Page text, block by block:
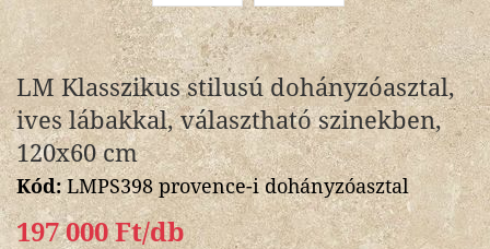
LM Klasszikus stilusú dohányzóasztal,
ives lábakkal, választható szinekben,
120x60 cm
Kód:LMPS398 provence-i dohányzóasztal
197 000 Ft/db